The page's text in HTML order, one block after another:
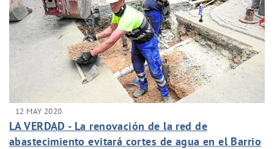
12 MAY 2020
LA VERDAD - La renovación de la red de
abastecimiento evitará cortes de agua en el Barrio